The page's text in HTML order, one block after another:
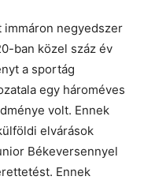
negyedszer
ban közel száz év
a sportág
egy hároméves
volt. Ennek
elvárások
Békeversennyel
Ennek